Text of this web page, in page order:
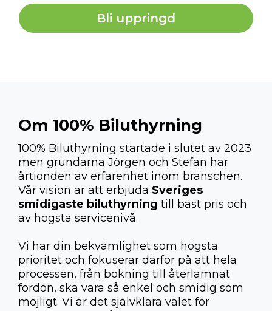
Bli uppringd
Om 100% Biluthyrning
100% Biluthyrning startade i slutet av 2023
men grundarna Jörgen och Stefan har
årtionden av erfarenhet inom branschen.
Vår vision är att erbjuda Sveriges
smidigaste biluthyrning till bäst pris och
av högsta servicenivå.
Vi har din bekvämlighet som högsta
prioritet och fokuserar därför på att hela
processen, från bokning till återlämnat
fordon, ska vara så enkel och smidig som
möjligt. Vi är det självklara valet för